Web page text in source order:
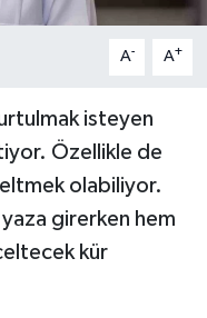
A- A+
isteyen
Özellikle de
olabiliyor.
girerken hem
kür